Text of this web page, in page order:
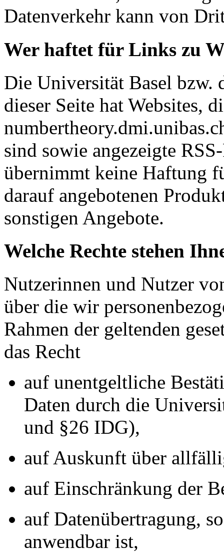
Datenverkehr kann von
Wer haftet für Links zu
Die Universität Basel bzw.
dieser Seite hat Websites,
sind sowie angezeigte
übernimmt keine Haftung
darauf angebotenen
sonstigen Angebote.
Welche Rechte stehen
Nutzerinnen und Nutzer
über die wir
Rahmen der geltenden
das Recht
auf unentgeltliche
Daten durch die
und §26 IDG),
auf Auskunft über
auf Einschränkung der
auf Datenübertragung,
anwendbar ist,